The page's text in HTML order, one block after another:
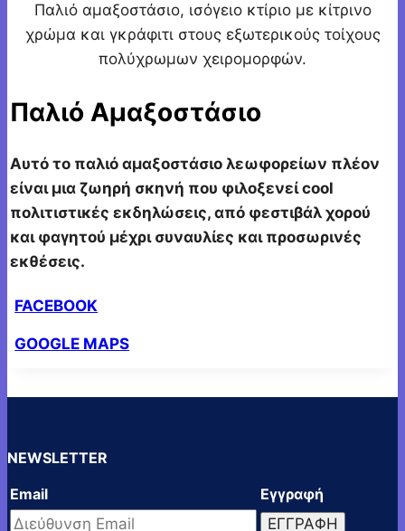
Παλιό αμαξοστάσιο, ισόγειο κτίριο με κίτρινο
χρώμα και γκράφιτι στους εξωτερικούς τοίχους
πολύχρωμων χειρομορφών.
Παλιό Αμαξοστάσιο
Αυτό το παλιό αμαξοστάσιο λεωφορείων πλέον
είναι μια ζωηρή σκηνή που φιλοξενεί cool
πολιτιστικές εκδηλώσεις, από φεστιβάλ χορού
και φαγητού μέχρι συναυλίες και προσωρινές
εκθέσεις.
FACEBOOK
GOOGLE MAPS
NEWSLETTER
Email Εγγραφή